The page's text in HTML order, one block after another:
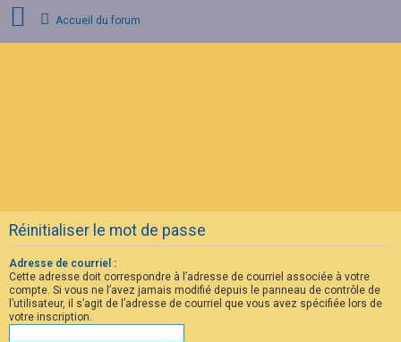
I
s
c
r
i
p
t
Accueil du forum
Réinitialiser le mot de passe
Adresse de courriel :
Cette adresse doit correspondre à l’adresse de courriel associée à votre
compte. Si vous ne l’avez jamais modifié depuis le panneau de contrôle de
l’utilisateur, il s’agit de l’adresse de courriel que vous avez spécifiée lors de
votre inscription.